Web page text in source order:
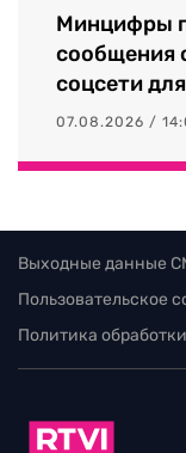
Минцифры
сообщения
соцсети
07.08.2026 /
Выходные данные
Пользовательское
Политика